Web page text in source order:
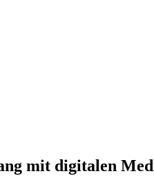
mit digitalen